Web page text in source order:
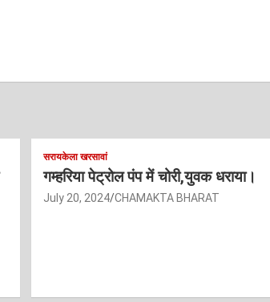
सरायकेला खरसावां
गम्हरिया पेट्रोल पंप में चोरी,युवक धराया।
July 20, 2024 CHAMAKTA BHARAT